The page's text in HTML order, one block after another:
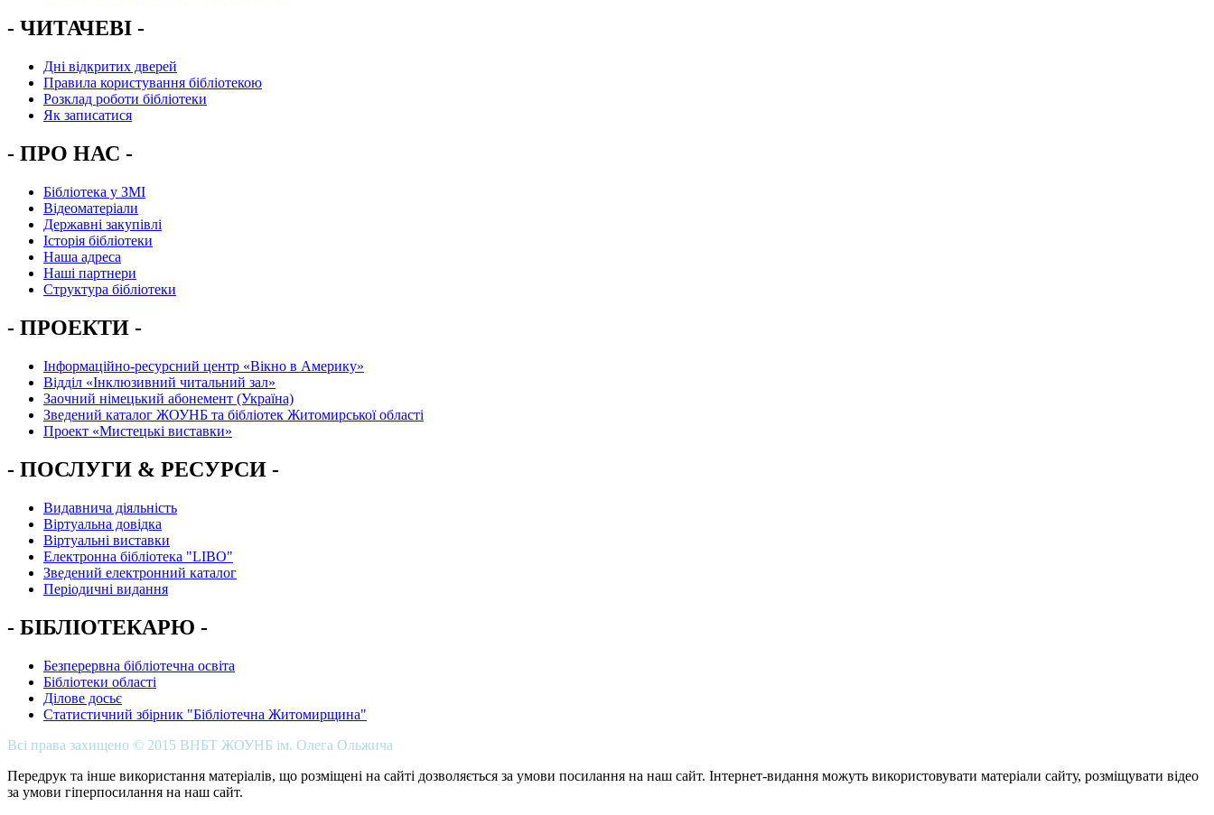
- ЧИТАЧЕВІ -
Дні відкритих дверей
Правила користування бібліотекою
Розклад роботи бібліотеки
Як записатися
- ПРО НАС -
Бібліотека у ЗМІ
Відеоматеріали
Державні закупівлі
Історія бібліотеки
Наша адреса
Наші партнери
Структура бібліотеки
- ПРОЕКТИ -
Інформаційно-ресурсний центр «Вікно в Америку»
Вiддiл «Інклюзивний читальний зал»
Заочний німецький абонемент (Україна)
Зведений каталог ЖОУНБ та бібліотек Житомирської області
Проект «Мистецькі виставки»
- ПОСЛУГИ & РЕСУРСИ -
Видавнича діяльність
Віртуальна довідка
Віртуальні виставки
Електронна бібліотека "LIBO"
Зведений електронний каталог
Періодичні видання
- БІБЛІОТЕКАРЮ -
Безперервна бібліотечна освіта
Бібліотеки області
Ділове досьє
Статистичний збірник "Бібліотечна Житомирщина"
Всі права захищено © 2015 ВНБТ ЖОУНБ ім. Олега Ольжича
Передрук та інше використання матеріалів, що розміщені на сайті дозволяється за умови посилання на наш сайт. Інтернет-видання можуть використовувати матеріали сайту, розміщувати відео
за умови гіперпосилання на наш сайт.